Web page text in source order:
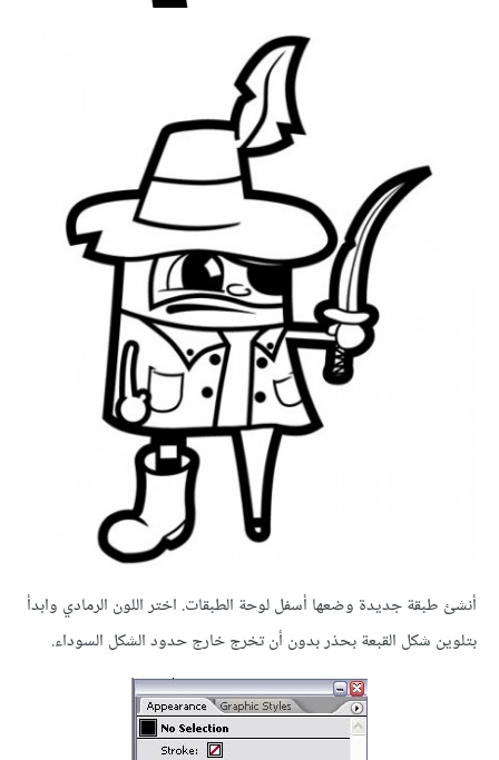
أنشئ طبقة جديدة وضعها أسفل لوحة الطبقات. اختر اللون الرمادي وابدأ
بتلوين شكل القبعة بحذر بدون أن تخرج خارج حدود الشكل السوداء.